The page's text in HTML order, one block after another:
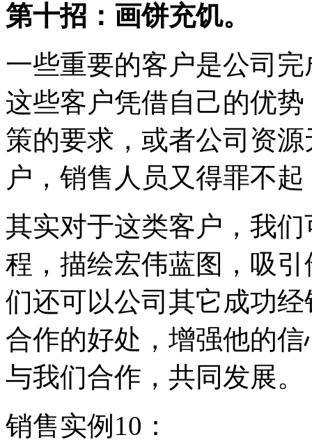
第十招：画饼充饥。
一些重要的客户是公司
这些客户凭借自己的优
策的要求，或者公司资
户，销售人员又得罪不
其实对于这类客户，我
程，描绘宏伟蓝图，吸
们还可以公司其它成功
合作的好处，增强他的
与我们合作，共同发展。
销售实例10：